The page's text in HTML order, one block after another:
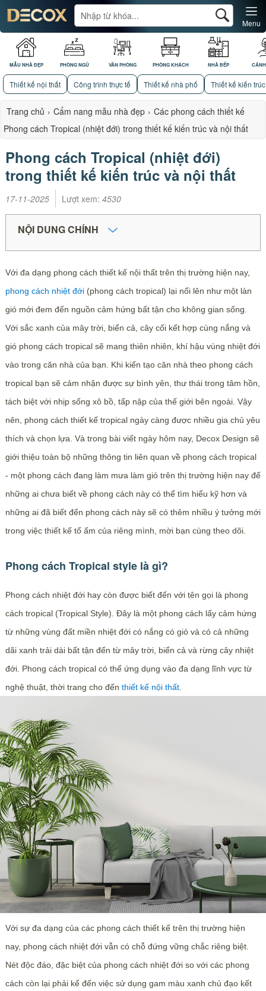
MẪU NHÀ ĐẸP PHÒNG NGỦ VĂN PHÒNG PHÒNG KHÁCH NHÀ BẾP
Menu
Thiết kế nội thất Công trình thực tế Thiết kế nhà phố Thiết kế kiến trúc
Trang chủ › Cẩm nang mẫu nhà đẹp › Các phong cách thiết kế
Phong cách Tropical (nhiệt đới) trong thiết kế kiến trúc và nội thất
Phong cách Tropical (nhiệt đới)
trong thiết kế kiến trúc và nội thất
17-11-2025 Lượt xem: 4530
NỘI DUNG CHÍNH
Với đa dạng phong cách thiết kế nội thất trên thị trường hiện nay,
phong cách nhiệt đới(phong cách tropical) lại nổi lên như một làn
gió mới đem đến nguồn cảm hứng bất tận cho không gian sống.
Với sắc xanh của mây trời, biển cả, cây cối kết hợp cùng nắng và
gió phong cách tropical sẽ mang thiên nhiên, khí hậu vùng nhiệt đới
vào trong căn nhà của bạn. Khi kiến tạo căn nhà theo phong cách
tropical bạn sẽ cảm nhận được sự bình yên, thư thái trong tâm hồn,
tách biệt với nhịp sống xô bồ, tấp nập của thế giới bên ngoài. Vậy
nên, phong cách thiết kế tropical ngày càng được nhiều gia chủ yêu
thích và chọn lựa. Và trong bài viết ngày hôm nay, Decox Design sẽ
giới thiệu toàn bộ những thông tin liên quan về phong cách tropical
- một phong cách đang làm mưa làm gió trên thị trường hiện nay để
những ai chưa biết về phong cách này có thể tìm hiểu kỹ hơn và
những ai đã biết đến phong cách này sẽ có thêm nhiều ý tưởng mới
trong việc thiết kế tổ ấm của riêng mình, mời bạn cùng theo dõi.
Phong cách Tropical style là gì?
Phong cách nhiệt đới hay còn được biết đến với tên gọi là phong
cách tropical (Tropical Style). Đây là một phong cách lấy cảm hứng
từ những vùng đất miền nhiệt đới có nắng có gió và có cả những
dãi xanh trải dài bất tận đến từ mây trời, biển cả và rừng cây nhiệt
đới. Phong cách tropical có thể ứng dụng vào đa dạng lĩnh vực từ
nghệ thuật, thời trang cho đến thiết kế nội thất.
Với sự đa dạng của các phong cách thiết kế trên thị trường hiện
nay, phong cách nhiệt đới vẫn có chỗ đứng vững chắc riêng biệt.
Nét độc đáo, đặc biệt của phong cách nhiệt đới so với các phong
cách còn lại phải kể đến việc sử dụng gam màu xanh chủ đạo kết